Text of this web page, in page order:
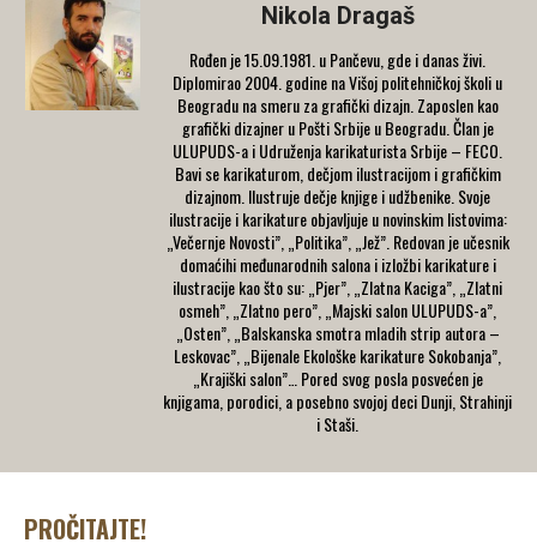
Nikola Dragaš
Rođen je 15.09.1981. u Pančevu, gde i danas živi.
Diplomirao 2004. godine na Višoj politehničkoj školi u
Beogradu na smeru za grafički dizajn. Zaposlen kao
grafički dizajner u Pošti Srbije u Beogradu. Član je
ULUPUDS-a i Udruženja karikaturista Srbije – FECO.
Bavi se karikaturom, dečjom ilustracijom i grafičkim
dizajnom. Ilustruje dečje knjige i udžbenike. Svoje
ilustracije i karikature objavljuje u novinskim listovima:
„Večernje Novosti”, „Politika”, „Jež”. Redovan je učesnik
domaćihi međunarodnih salona i izložbi karikature i
ilustracije kao što su: „Pjer”, „Zlatna Kaciga”, „Zlatni
osmeh”, „Zlatno pero”, „Majski salon ULUPUDS-a”,
„Osten”, „Balskanska smotra mladih strip autora –
Leskovac”, „Bijenale Ekološke karikature Sokobanja”,
„Krajiški salon”… Pored svog posla posvećen je
knjigama, porodici, a posebno svojoj deci Dunji, Strahinji
i Staši.
PROČITAJTE!